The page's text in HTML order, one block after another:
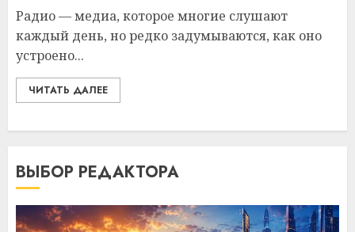
Радио — медиа, которое многие слушают
каждый день, но редко задумываются, как оно
устроено...
ЧИТАТЬ ДАЛЕЕ
ВЫБОР РЕДАКТОРА